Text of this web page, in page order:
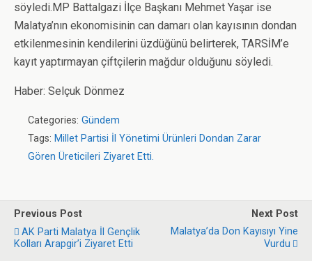
söyledi.MP Battalgazi İlçe Başkanı Mehmet Yaşar ise
Malatya’nın ekonomisinin can damarı olan kayısının dondan
etkilenmesinin kendilerini üzdüğünü belirterek, TARSİM’e
kayıt yaptırmayan çiftçilerin mağdur olduğunu söyledi.
Haber: Selçuk Dönmez
Categories: Gündem
Tags: Millet Partisi İl Yönetimi Ürünleri Dondan Zarar
Gören Üreticileri Ziyaret Etti.
Previous Post
AK Parti Malatya İl Gençlik
Kolları Arapgir’i Ziyaret Etti
Next Post
Malatya’da Don Kayısıyı Yine
Vurdu